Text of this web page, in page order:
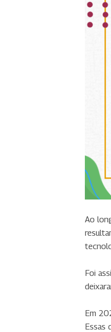
Ao
Foi
Em
Essas